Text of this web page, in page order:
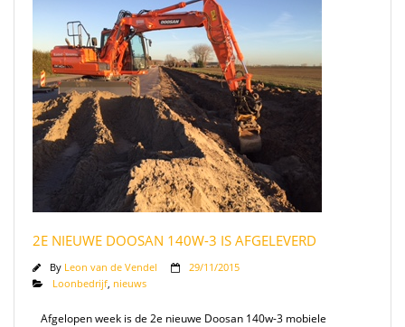
2E NIEUWE DOOSAN 140W-3 IS AFGELEVERD
By Leon van de Vendel
29/11/2015
Loonbedrijf nieuws
Afgelopen week is de 2e nieuwe Doosan 140w-3 mobiele